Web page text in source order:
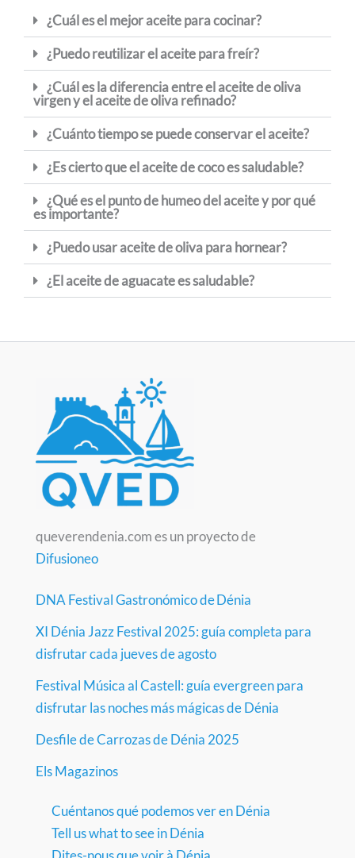
¿Cuál es el mejor aceite para cocinar?
¿Puedo reutilizar el aceite para freír?
¿Cuál es la diferencia entre el aceite de oliva
virgen y el aceite de oliva refinado?
¿Cuánto tiempo se puede conservar el aceite?
¿Es cierto que el aceite de coco es saludable?
¿Qué es el punto de humeo del aceite y por qué
es importante?
¿Puedo usar aceite de oliva para hornear?
¿El aceite de aguacate es saludable?
queverendenia.com es un proyecto de
Difusioneo
DNA Festival Gastronómico de Dénia
XI Dénia Jazz Festival 2025: guía completa para
disfrutar cada jueves de agosto
Festival Música al Castell: guía evergreen para
disfrutar las noches más mágicas de Dénia
Desfile de Carrozas de Dénia 2025
Els Magazinos
Cuéntanos qué podemos ver en Dénia
Tell us what to see in Dénia